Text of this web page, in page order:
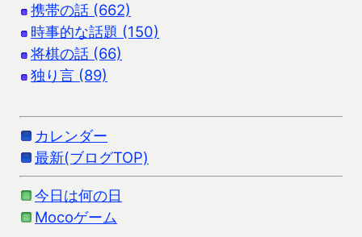
携帯の話 (662)
時事的な話題 (150)
将棋の話 (66)
独り言 (89)
カレンダー
最新(ブログTOP)
今日は何の日
Mocoゲーム